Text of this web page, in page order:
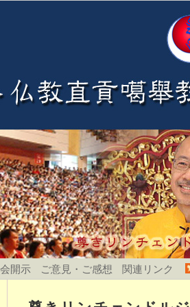
開示 ご意見・ご感想 関連リンク